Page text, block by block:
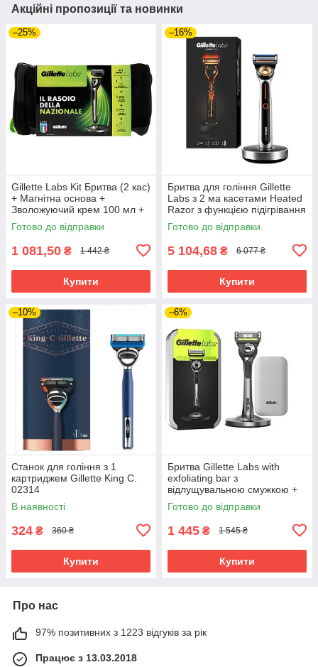
Акційні пропозиції та новинки
–25%
Gillette Labs Kit Бритва (2 кас)
+ Магнітна основа +
Зволожуючий крем 100 мл +
сумка 02764
Готово до відправки
1 081,50 ₴ 1 442 ₴
Купити
–16%
Бритва для гоління Gillette
Labs з 2 ма касетами Heated
Razor з функцією підігрівання
01596
Готово до відправки
5 104,68 ₴ 6 077 ₴
Купити
–10%
Станок для гоління з 1
картриджем Gillette King C.
02314
В наявності
324 ₴ 360 ₴
Купити
–6%
Бритва Gillette Labs with
exfoliating bar з
відлущувальною смужкою +
магнітна підставка (2 кас.) +
кейс 02729
Готово до відправки
1 445 ₴ 1 545 ₴
Купити
Про нас
97% позитивних з 1223 відгуків за рік
Працює з 13.03.2018